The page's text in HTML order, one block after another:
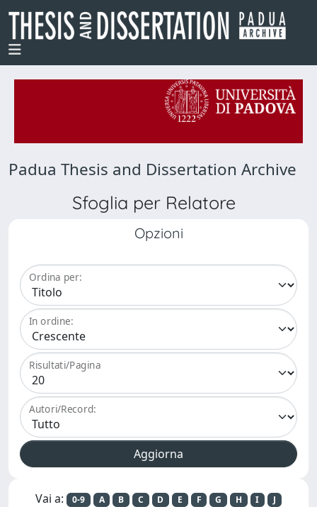
Padua Thesis and Dissertation Archive
Sfoglia per Relatore
Opzioni
Ordina per:
In ordine:
Risultati/Pagina
Autori/Record:
Vai a: 0-9 A B C D E F G H I
J